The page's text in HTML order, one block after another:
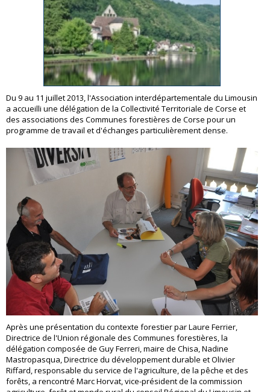
Du 9 au 11 juillet 2013, l'Association interdépartementale du Limousin
a accueilli une délégation de la Collectivité Territoriale de Corse et
des associations des Communes forestières de Corse pour un
programme de travail et d'échanges particulièrement dense.
Après une présentation du contexte forestier par Laure Ferrier,
Directrice de l'Union régionale des Communes forestières, la
délégation composée de Guy Ferreri, maire de Chisa, Nadine
Mastropasqua, Directrice du développement durable et Olivier
Riffard, responsable du service de l'agriculture, de la pêche et des
forêts, a rencontré Marc Horvat, vice-président de la commission